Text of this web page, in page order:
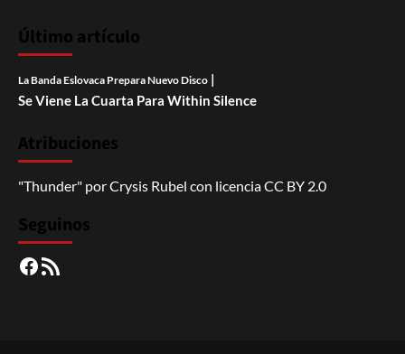
Último artículo
La Banda Eslovaca Prepara Nuevo Disco |
Se Viene La Cuarta Para Within Silence
Atribuciones
"Thunder" porCrysis Rubel con licenciaCC BY 2.0
Seguinos
Facebook
RSS